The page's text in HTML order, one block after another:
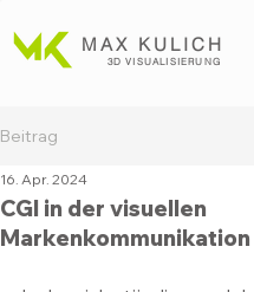
MAX KULICH
3D VISUALISIERUNG
Beitrag
CGI in der visuellen
Markenkommunikation
16. Apr. 2024